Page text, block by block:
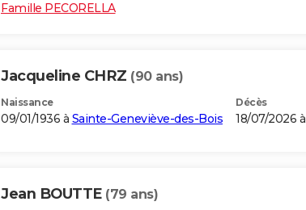
Famille PECORELLA
Jacqueline CHRZ (90 ans)
Naissance
09/01/1936 à Sainte-Geneviève-des-Bois
Décès
18/07/2026 à
Jean BOUTTE (79 ans)